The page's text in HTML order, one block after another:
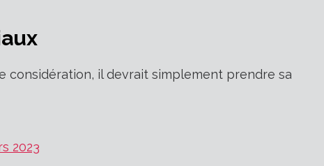
considération, il devrait simplement prendre sa
2023